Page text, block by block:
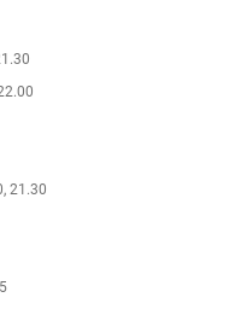
21.30